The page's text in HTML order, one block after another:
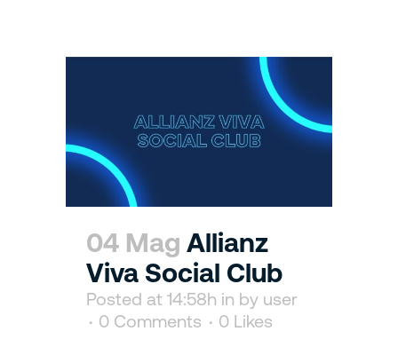
04 Mag Allianz
Viva Social Club
Posted at 14:58h in by user
0 Comments
0 Likes